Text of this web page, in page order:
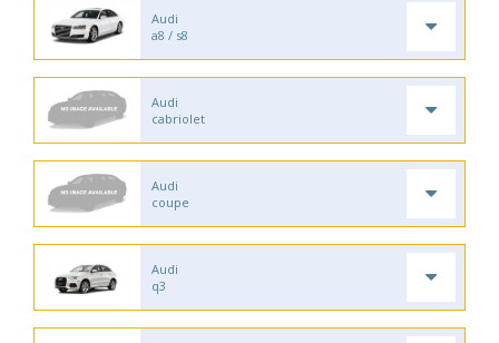
Audi
a8 / s8
Audi
cabriolet
Audi
coupe
Audi
q3